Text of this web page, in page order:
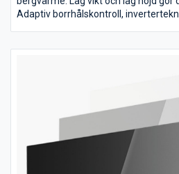
Adaptiv borrhålskontroll,